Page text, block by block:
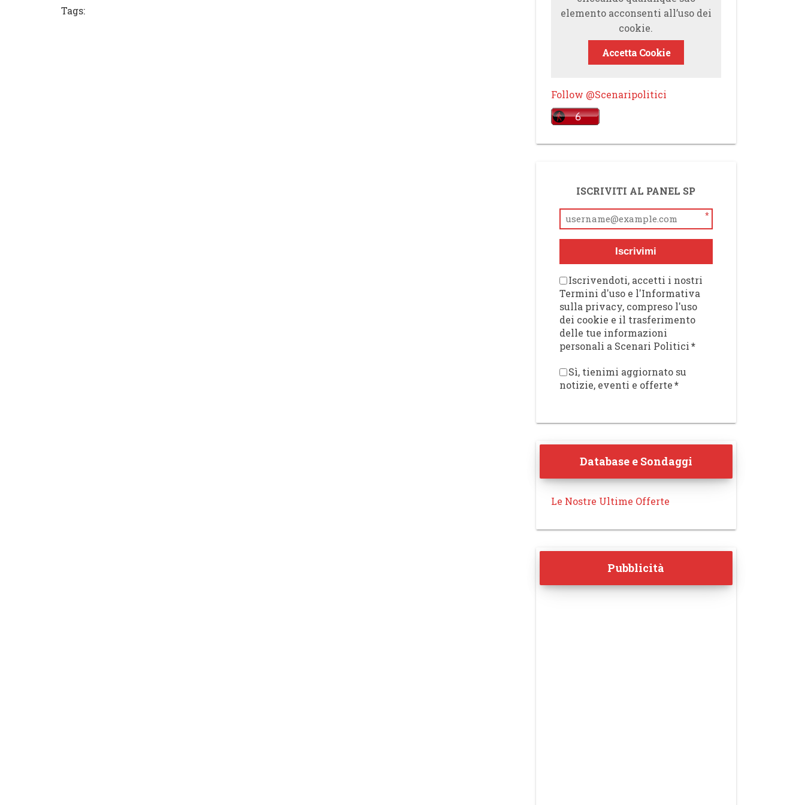
Tags:
elemento acconsenti all’uso dei
cookie.
Accetta Cookie
Follow @Scenaripolitici
ISCRIVITI AL PANEL SP
*
Iscrivimi
Iscrivendoti, accetti i nostri
Termini d'uso e l'Informativa
sulla privacy, compreso l'uso
dei cookie e il trasferimento
delle tue informazioni
personali a Scenari Politici*
Sì, tienimi aggiornato su
notizie, eventi e offerte*
Database e Sondaggi
Le Nostre Ultime Offerte
Pubblicità